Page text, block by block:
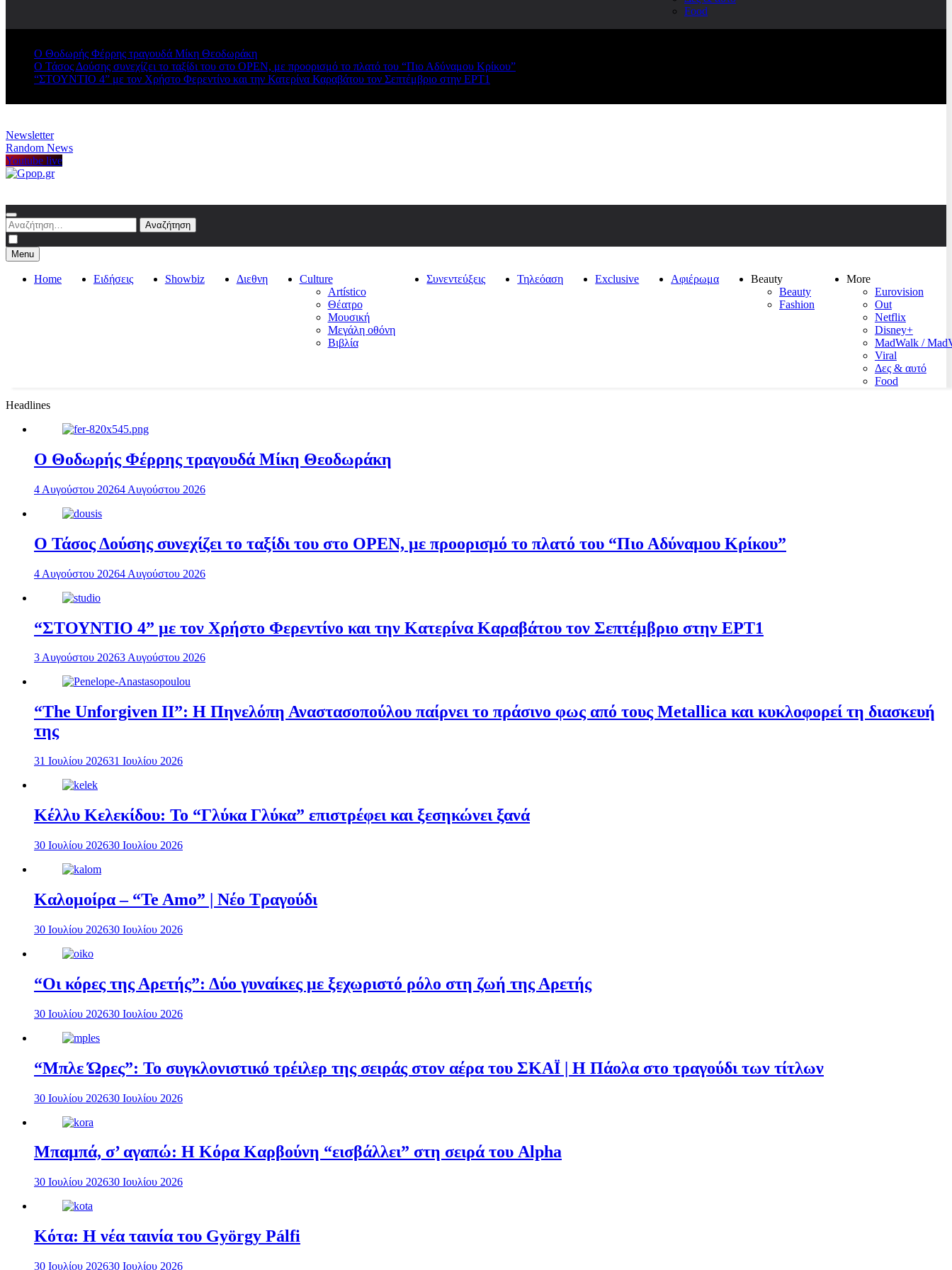
Food
Ο Θοδωρής Φέρρης τραγουδά Μίκη Θεοδωράκη
Ο Τάσος Δούσης συνεχίζει το ταξίδι του στο OPEN, με προορισμό το πλατό του “Πιο Αδύναμου Κρίκου”
“ΣΤΟΥΝΤΙΟ 4” με τον Χρήστο Φερεντίνο και την Κατερίνα Καραβάτου τον Σεπτέμβριο στην ΕΡΤ1
Newsletter
Random News
Youtube live
Αναζήτηση
για:
Menu
Home Ειδήσεις Showbiz Διεθνη
Culture
Artístico
Θέατρο
Μουσική
Μεγάλη οθόνη
Βιβλία
Συνεντεύξεις Τηλεόαση Exclusive Αφιέρωμα
Beauty
Beauty
Fashion
More
Eurovision
Out
Netflix
Disney+
MadWalk /
Viral
Δες & αυτό
Food
Headlines
Ο Θοδωρής Φέρρης τραγουδά Μίκη Θεοδωράκη
4 Αυγούστου 20264 Αυγούστου 2026
Ο Τάσος Δούσης συνεχίζει το ταξίδι του στο OPEN, με προορισμό το πλατό του “Πιο Αδύναμου Κρίκου”
4 Αυγούστου 20264 Αυγούστου 2026
“ΣΤΟΥΝΤΙΟ 4” με τον Χρήστο Φερεντίνο και την Κατερίνα Καραβάτου τον Σεπτέμβριο στην ΕΡΤ1
3 Αυγούστου 20263 Αυγούστου 2026
“The Unforgiven II”: Η Πηνελόπη Αναστασοπούλου παίρνει το πράσινο φως από τους Metallica και κυκλοφορεί τη διασκευή
της
31 Ιουλίου 202631 Ιουλίου 2026
Κέλλυ Κελεκίδου: Το “Γλύκα Γλύκα” επιστρέφει και ξεσηκώνει ξανά
30 Ιουλίου 202630 Ιουλίου 2026
Καλομοίρα – “Te Amo” | Νέο Τραγούδι
30 Ιουλίου 202630 Ιουλίου 2026
“Οι κόρες της Αρετής”: Δύο γυναίκες με ξεχωριστό ρόλο στη ζωή της Αρετής
30 Ιουλίου 202630 Ιουλίου 2026
“Μπλε Ώρες”: Το συγκλονιστικό τρέιλερ της σειράς στον αέρα του ΣΚΑΪ | Η Πάολα στο τραγούδι των τίτλων
30 Ιουλίου 202630 Ιουλίου 2026
Μπαμπά, σ’ αγαπώ: Η Κόρα Καρβούνη “εισβάλλει” στη σειρά του Alpha
30 Ιουλίου 202630 Ιουλίου 2026
Κότα: Η νέα ταινία του György Pálfi
30 Ιουλίου 202630 Ιουλίου 2026